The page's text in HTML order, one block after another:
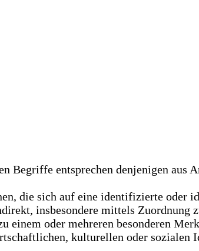
Begriffe entsprechen denjenigen
die sich auf eine identifizierte oder
insbesondere mittels
einem oder mehreren besonderen
kulturellen oder sozialen